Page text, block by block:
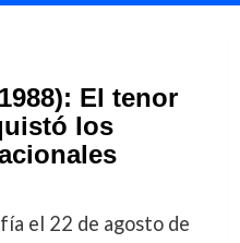
El tenor
los
el 22 de agosto de